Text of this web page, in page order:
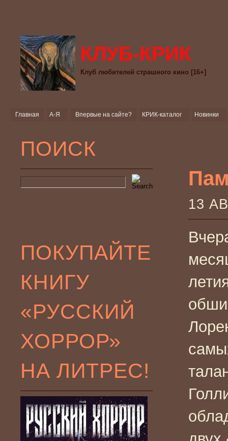
КЛУБ-КРИК
Клуб любителей страшного кино [16+]
Главная А-Я Впервые на сайте? КРИК-каталог Новинки
ПОИСК
ПОКУПАЙТЕ
КНИГУ
«РУССКИЙ
ХОРРОР»
НА ЛИТРЕС!
13